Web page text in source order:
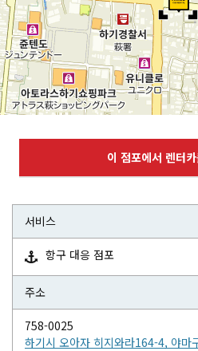
이 점포에서 렌터
서비스
 항구 대응 점포
주소
758-0025
하기시 오아자 히지와라164-4, 야마